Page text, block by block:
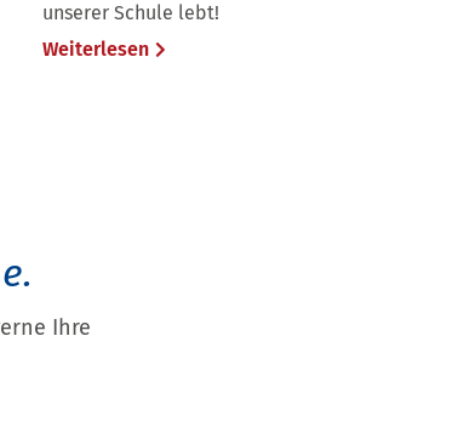
unserer Schule lebt!
Weiterlesen
Ihre